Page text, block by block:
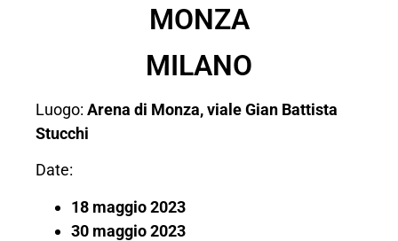
MONZA
MILANO
Luogo: Arena di Monza, viale Gian Battista
Stucchi
Date:
18 maggio 2023
30 maggio 2023